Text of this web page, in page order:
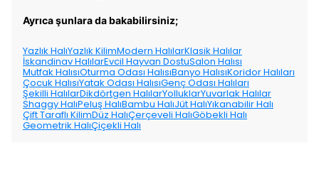
Ayrıca şunlara da bakabilirsiniz;
Yazlık HalıYazlık KilimModern HalılarKlasik Halılar
İskandinav HalılarEvcil Hayvan DostuSalon Halısı
Mutfak HalısıOturma Odası HalısıBanyo HalısıKoridor Halıları
Çocuk HalısıYatak Odası HalısıGenç Odası Halıları
Şekilli HalılarDikdörtgen HalılarYolluklarYuvarlak Halılar
Shaggy HalıPeluş HalıBambu HalıJüt HalıYıkanabilir Halı
Çift Taraflı KilimDüz HalıÇerçeveli HalıGöbekli Halı
Geometrik HalıÇiçekli Halı